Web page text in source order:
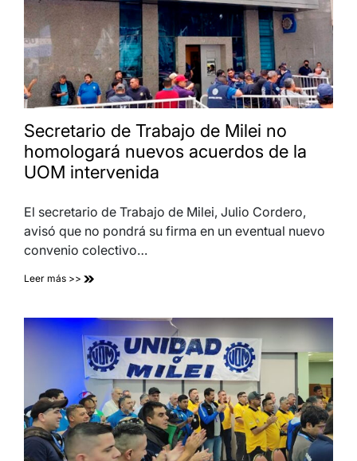
Secretario de Trabajo de Milei no
homologará nuevos acuerdos de la
UOM intervenida
El secretario de Trabajo de Milei, Julio Cordero,
avisó que no pondrá su firma en un eventual nuevo
convenio colectivo…
Leer más >>